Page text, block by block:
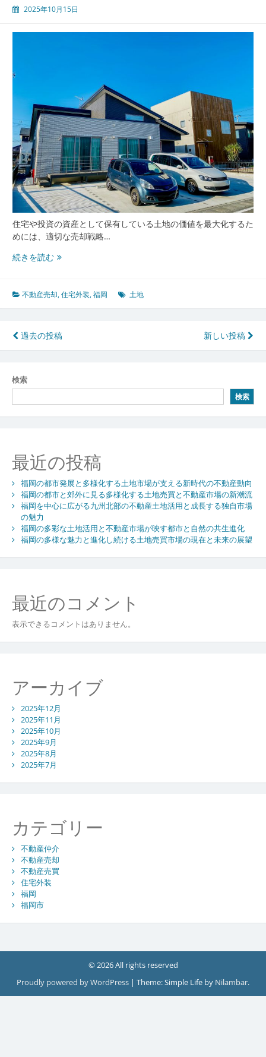
2025年10月15日
住宅や投資の資産として保有している土地の価値を最大化するた
めには、適切な売却戦略…
続きを読む人
加
時
に
高
め
岡
で
成
功
す
不
動
産
略
南
不動産売却,住宅外装,福岡 土地
投
稿
ナ
ビ
ゲ
シ
ョ
ン
過去の投稿 新しい投稿
検索
検索
最近の投稿
福岡の都市発展と多様化する土地市場が支える新時代の不動産動向
福岡の都市と郊外に見る多様化する土地売買と不動産市場の新潮流
福岡を中心に広がる九州北部の不動産土地活用と成長する独自市場
の魅力
福岡の多彩な土地活用と不動産市場が映す都市と自然の共生進化
福岡の多様な魅力と進化し続ける土地売買市場の現在と未来の展望
最近のコメント
表示できるコメントはありません。
アーカイブ
2025年12月
2025年11月
2025年10月
2025年9月
2025年8月
2025年7月
カテゴリー
不動産仲介
不動産売却
不動産売買
住宅外装
福岡
福岡市
© 2026 All rights reserved
Proudly powered by WordPress | Theme: Simple Life by Nilambar.